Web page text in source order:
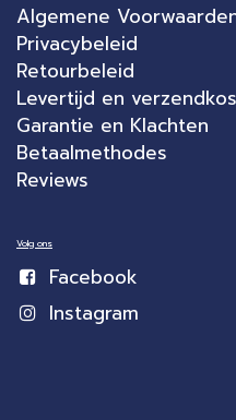
Algemene
Privacybeleid
Retourbeleid
Levertijd en
Garantie en Klachten
Betaalmethodes
Reviews
Volg ons
Facebook
Instagram